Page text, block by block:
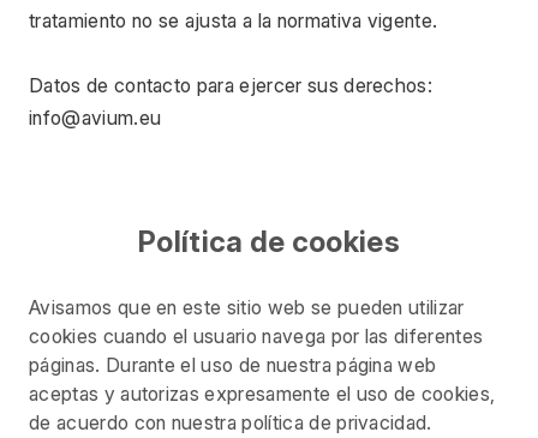
tratamiento no se ajusta a la normativa vigente.
info@avium.eu
Política de cookies
Avisamos que en este sitio web se pueden utilizar
cookies cuando el usuario navega por las diferentes
páginas. Durante el uso de nuestra página web
aceptas y autorizas expresamente el uso de cookies,
de acuerdo con nuestra política de privacidad.